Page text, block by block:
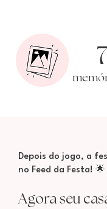
memó
Depois do jogo, a
no Feed da Festa! ​🌟​​
Agora seu